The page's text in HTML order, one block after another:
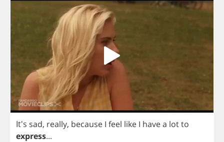
It's sad, really, because I feel like I havea lotto
express...